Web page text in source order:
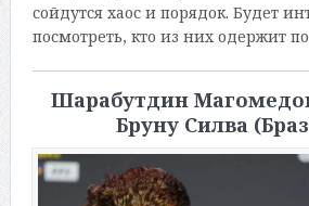
сойдутся хаос и порядок. Будет
посмотреть, кто из них одержит
Шарабутдин
Бруну Силва